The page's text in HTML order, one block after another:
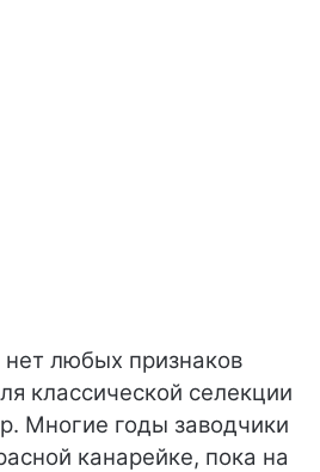
любых признаков
классической селекции
Многие годы заводчики
канарейке, пока на